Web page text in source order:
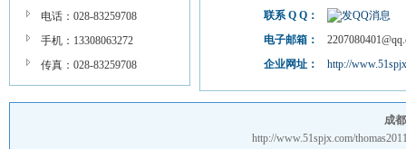
电话：028-83259708
手机：13308063272
传真：028-83259708
联系 Q Q：
电子邮箱：
企业网址：
http://
成
http://www.51spjx.com/